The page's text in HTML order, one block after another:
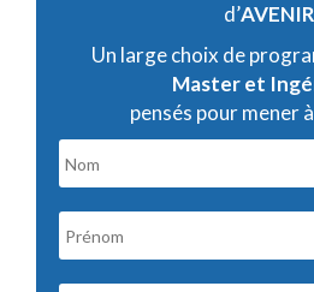
d’AVENIR
Un large choix de
Master et
pensés pour mener à